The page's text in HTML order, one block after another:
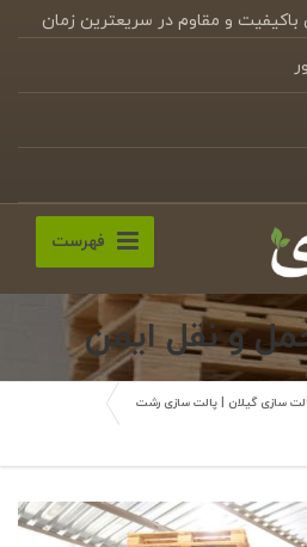
باکیفیت و مقاوم در سریعترین زمان
فهرست
و نقل ایمن
سازی گیلان | پالت سازی رشت